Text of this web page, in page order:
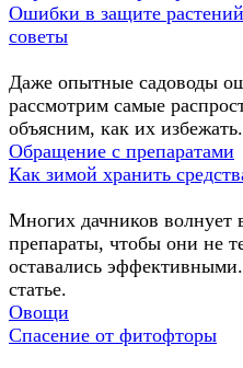
Ошибки в защите
советы
Даже опытные садоводы
рассмотрим самые
объясним, как их избежать.
Обращение с препаратами
Как зимой хранить
Многих дачников волнует
препараты, чтобы они не
оставались
статье.
Овощи
Спасение от фитофторы